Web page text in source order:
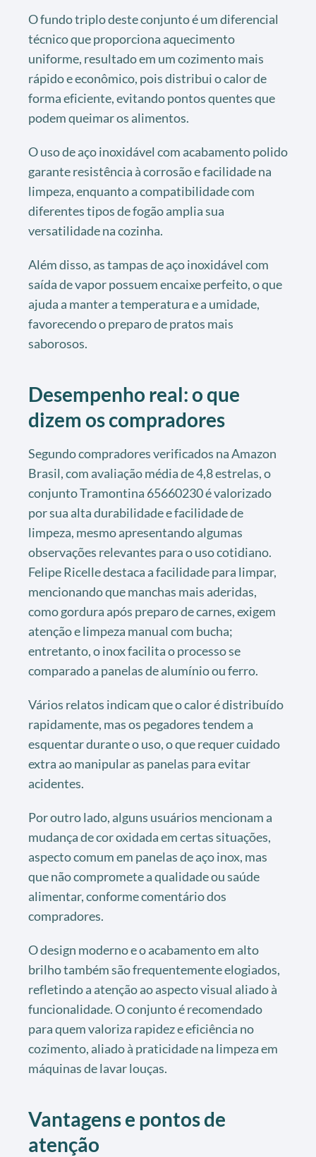
O fundo triplo deste conjunto é um diferencial
técnico que proporciona aquecimento
uniforme, resultado em um cozimento mais
rápido e econômico, pois distribui o calor de
forma eficiente, evitando pontos quentes que
podem queimar os alimentos.
O uso de aço inoxidável com acabamento polido
garante resistência à corrosão e facilidade na
limpeza, enquanto a compatibilidade com
diferentes tipos de fogão amplia sua
versatilidade na cozinha.
Além disso, as tampas de aço inoxidável com
saída de vapor possuem encaixe perfeito, o que
ajuda a manter a temperatura e a umidade,
favorecendo o preparo de pratos mais
saborosos.
Desempenho real: o que
dizem os compradores
Segundo compradores verificados na Amazon
Brasil, com avaliação média de 4,8 estrelas, o
conjunto Tramontina 65660230 é valorizado
por sua alta durabilidade e facilidade de
limpeza, mesmo apresentando algumas
observações relevantes para o uso cotidiano.
Felipe Ricelle destaca a facilidade para limpar,
mencionando que manchas mais aderidas,
como gordura após preparo de carnes, exigem
atenção e limpeza manual com bucha;
entretanto, o inox facilita o processo se
comparado a panelas de alumínio ou ferro.
Vários relatos indicam que o calor é distribuído
rapidamente, mas os pegadores tendem a
esquentar durante o uso, o que requer cuidado
extra ao manipular as panelas para evitar
acidentes.
Por outro lado, alguns usuários mencionam a
mudança de cor oxidada em certas situações,
aspecto comum em panelas de aço inox, mas
que não compromete a qualidade ou saúde
alimentar, conforme comentário dos
compradores.
O design moderno e o acabamento em alto
brilho também são frequentemente elogiados,
refletindo a atenção ao aspecto visual aliado à
funcionalidade. O conjunto é recomendado
para quem valoriza rapidez e eficiência no
cozimento, aliado à praticidade na limpeza em
máquinas de lavar louças.
Vantagens e pontos de
atenção